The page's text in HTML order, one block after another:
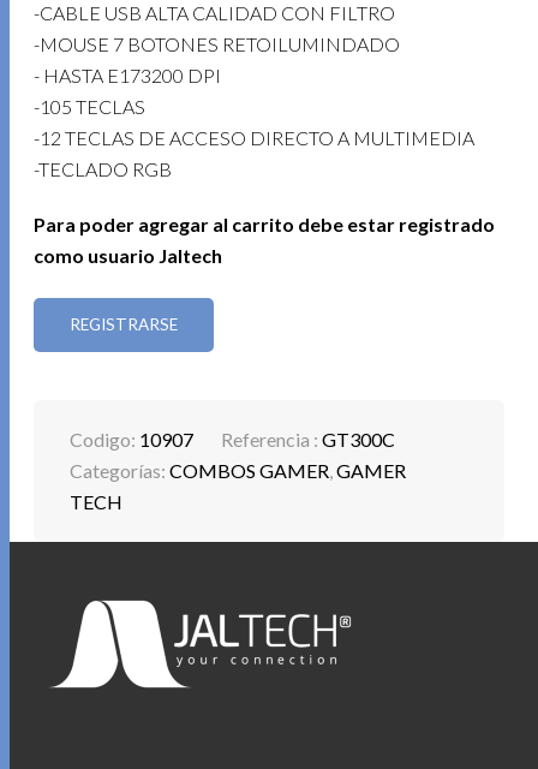
-CABLE USB ALTA CALIDAD CON FILTRO
-MOUSE 7 BOTONES RETOILUMINDADO
- HASTA E173200 DPI
-105 TECLAS
-12 TECLAS DE ACCESO DIRECTO A MULTIMEDIA
-TECLADO RGB
Para poder agregar al carrito debe estar registrado
como usuario Jaltech
REGISTRARSE
Codigo: 10907 Referencia :GT300C
Categorías:COMBOS GAMER,GAMER
TECH